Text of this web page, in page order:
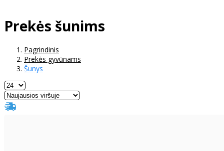
Prekės šunims
Pagrindinis
Prekės gyvūnams
Šunys